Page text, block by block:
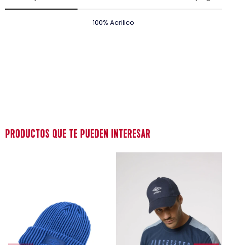
100% Acrilico
PRODUCTOS QUE TE PUEDEN INTERESAR